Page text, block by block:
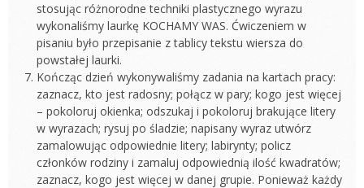
stosując różnorodne techniki plastycznego wyrazu
wykonaliśmy laurkę KOCHAMY WAS. Ćwiczeniem w
pisaniu było przepisanie z tablicy tekstu wiersza do
powstałej laurki.
Kończąc dzień wykonywaliśmy zadania na kartach pracy:
zaznacz, kto jest radosny; połącz w pary; kogo jest więcej
– pokoloruj okienka; odszukaj i pokoloruj brakujące litery
w wyrazach; rysuj po śladzie; napisany wyraz utwórz
zamalowując odpowiednie litery; labirynty; policz
członków rodziny i zamaluj odpowiednią ilość kwadratów;
zaznacz, kogo jest więcej w danej grupie. Ponieważ każdy